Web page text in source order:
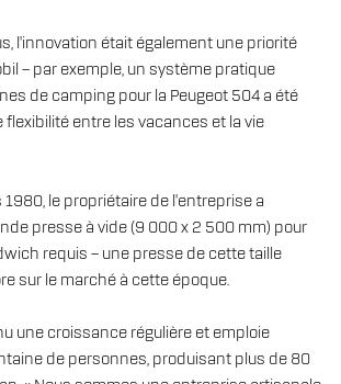
l'innovation était également une priorité
– par exemple, un système pratique
de camping pour la Peugeot 504 a été
flexibilité entre les vacances et la vie
1980, le propriétaire de l'entreprise a
presse à vide (9 000 x 2 500 mm) pour
requis – une presse de cette taille
sur le marché à cette époque.
une croissance régulière et emploie
de personnes, produisant plus de 80